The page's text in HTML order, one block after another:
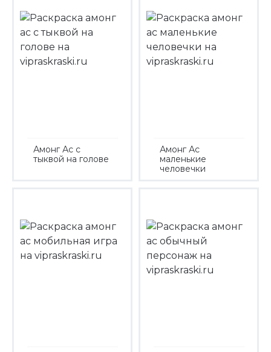
Амонг Ас с
тыквой на голове
Амонг Ас
маленькие
человечки